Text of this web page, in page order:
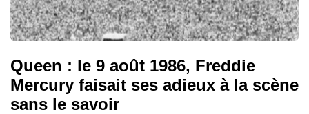
Queen : le 9 août 1986, Freddie
Mercury faisait ses adieux à la scène
sans le savoir